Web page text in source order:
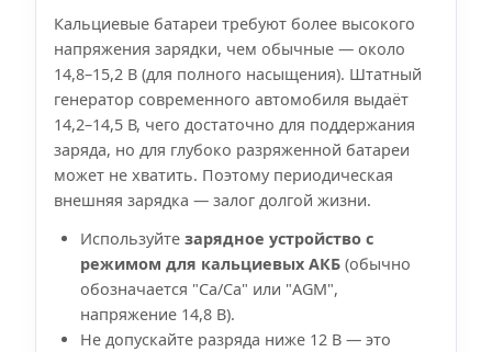
Кальциевые батареи требуют более высокого
напряжения зарядки, чем обычные — около
14,8–15,2 В (для полного насыщения). Штатный
генератор современного автомобиля выдаёт
14,2–14,5 В, чего достаточно для поддержания
заряда, но для глубоко разряженной батареи
может не хватить. Поэтому периодическая
внешняя зарядка — залог долгой жизни.
Используйте зарядное устройство с
режимом для кальциевых АКБ (обычно
обозначается "Ca/Ca" или "AGM",
напряжение 14,8 В).
Не допускайте разряда ниже 12 В — это